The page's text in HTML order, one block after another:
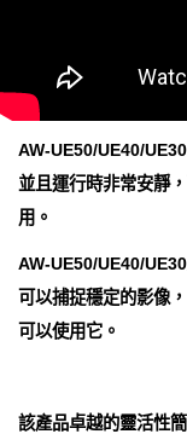
AW-UE50/UE40/
並且運行時非常安靜
用。
AW-UE50/UE40/
可以捕捉穩定的影像
可以使用它。
該產品卓越的靈活性